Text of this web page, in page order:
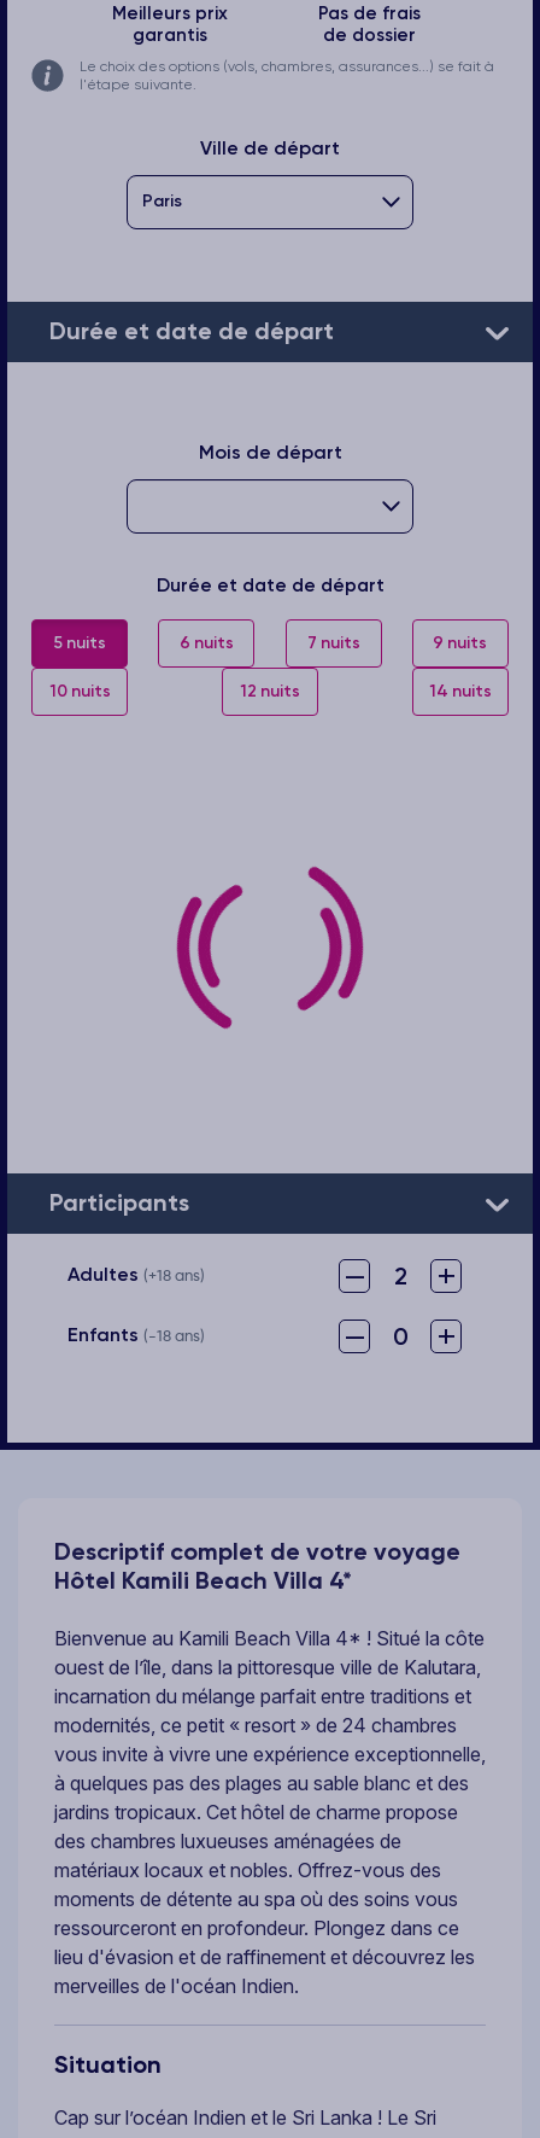
Meilleurs prix
garantis
Pas de frais
de dossier
Le choix des options (vols, chambres, assurances...) se fait à
l'étape suivante.
Ville de départ
Durée et date de départ
Mois de départ
Durée et date de départ
5 nuits 6 nuits 7 nuits 9 nuits
10 nuits 12 nuits 14 nuits
Participants
Adultes (+18 ans) – 2 +
Enfants (-18 ans) – 0 +
Descriptif complet de votre voyage
Hôtel Kamili Beach Villa 4*
Bienvenue au Kamili Beach Villa 4* ! Situé la côte
ouest de l’île, dans la pittoresque ville de Kalutara,
incarnation du mélange parfait entre traditions et
modernités, ce petit « resort » de 24 chambres
vous invite à vivre une expérience exceptionnelle,
à quelques pas des plages au sable blanc et des
jardins tropicaux. Cet hôtel de charme propose
des chambres luxueuses aménagées de
matériaux locaux et nobles. Offrez-vous des
moments de détente au spa où des soins vous
ressourceront en profondeur. Plongez dans ce
lieu d'évasion et de raffinement et découvrez les
merveilles de l'océan Indien.
Situation
Cap sur l’océan Indien et le Sri Lanka ! Le Sri